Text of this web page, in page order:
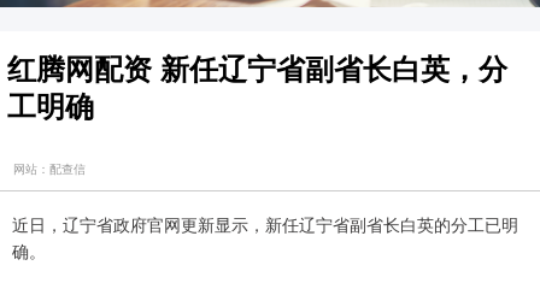
红腾网配资 新任辽宁省副省长白英，分
工明确
网站：配查信
近日，辽宁省政府官网更新显示，新任辽宁省副省长白英的分工已明
确。